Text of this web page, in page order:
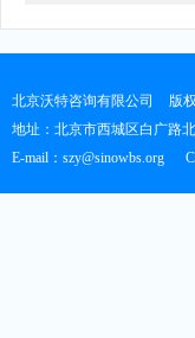
北京沃特咨询有限公司 版
地址：北京市西城区白
E-mail：szy@sinowbs.org